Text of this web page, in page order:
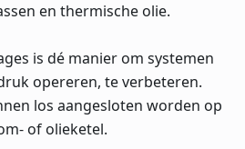
en thermische olie.
is dé manier om systemen
opereren, te verbeteren.
los aangesloten worden op
of olieketel.